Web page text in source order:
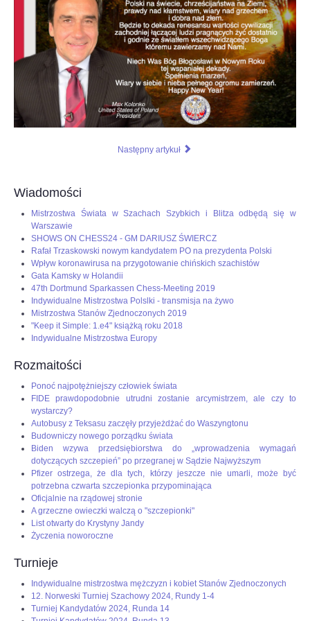
OPINIE, KONTROWERSJE
POLITYKA
FILMIKI
ZDJĘCIA
Z KALENDARZA
Następny artykuł
Wiadomości
Mistrzostwa Świata w Szachach Szybkich i Blitza odbędą się w
Warszawie
SHOWS ON CHESS24 - GM DARIUSZ ŚWIERCZ
Rafał Trzaskowski nowym kandydatem PO na prezydenta Polski
Wpływ koronawirusa na przygotowanie chińskich szachistów
Gata Kamsky w Holandii
47th Dortmund Sparkassen Chess-Meeting 2019
Indywidualne Mistrzostwa Polslki - transmisja na żywo
Mistrzostwa Stanów Zjednoczonych 2019
"Keep it Simple: 1.e4" książką roku 2018
Indywidualne Mistrzostwa Europy
Rozmaitości
Ponoć najpotężniejszy człowiek świata
FIDE prawdopodobnie utrudni zostanie arcymistrzem, ale czy to
wystarczy?
Autobusy z Teksasu zaczęły przyjeżdżać do Waszyngtonu
Budowniczy nowego porządku świata
Biden wzywa przedsiębiorstwa do „wprowadzenia wymagań
dotyczących szczepień” po przegranej w Sądzie Najwyższym
Pfizer ostrzega, że dla tych, którzy jeszcze nie umarli, może być
potrzebna czwarta szczepionka przypominająca
Oficjalnie na rządowej stronie
A grzeczne owieczki walczą o "szczepionki"
List otwarty do Krystyny Jandy
Życzenia noworoczne
Turnieje
Indywidualne mistrzostwa mężczyzn i kobiet Stanów Zjednoczonych
12. Norweski Turniej Szachowy 2024, Rundy 1-4
Turniej Kandydatów 2024, Runda 14